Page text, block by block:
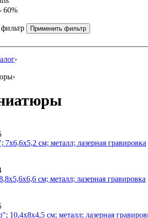
60%
›
›
см; металл; лазерная гравировка
см; металл; лазерная гравировка
10,4х8х4,5 см; металл; лазерная